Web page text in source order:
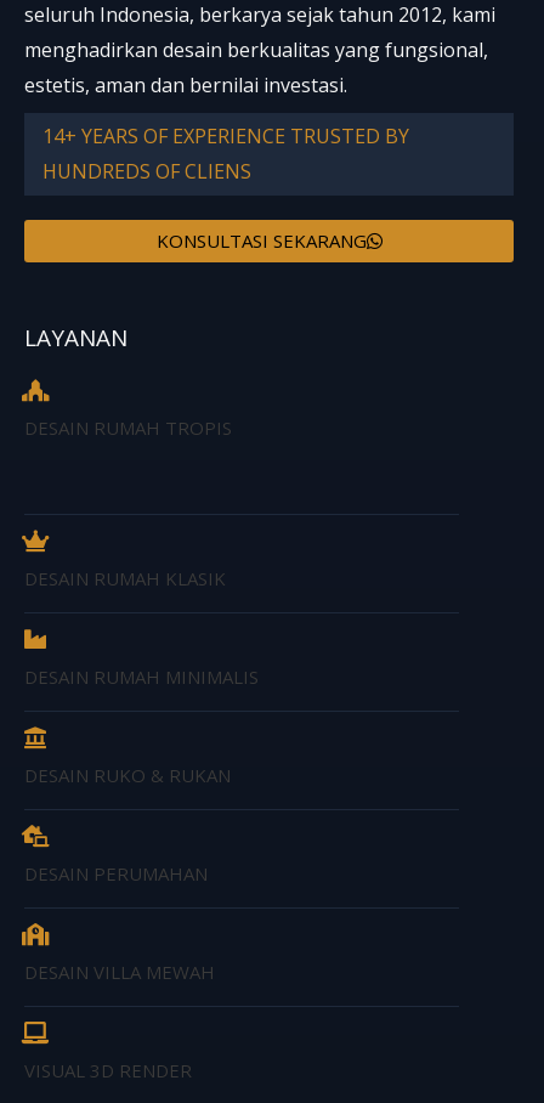
seluruh Indonesia, berkarya sejak tahun 2012, kami
menghadirkan desain berkualitas yang fungsional,
estetis, aman dan bernilai investasi.
14+ YEARS OF EXPERIENCE TRUSTED BY
HUNDREDS OF CLIENS
KONSULTASI SEKARANG
LAYANAN
DESAIN RUMAH TROPIS
DESAIN RUMAH KLASIK
DESAIN RUMAH MINIMALIS
DESAIN RUKO & RUKAN
DESAIN PERUMAHAN
DESAIN VILLA MEWAH
VISUAL 3D RENDER